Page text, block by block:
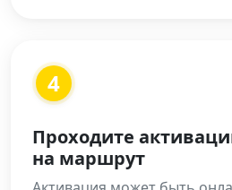
4
Проходите
на маршрут